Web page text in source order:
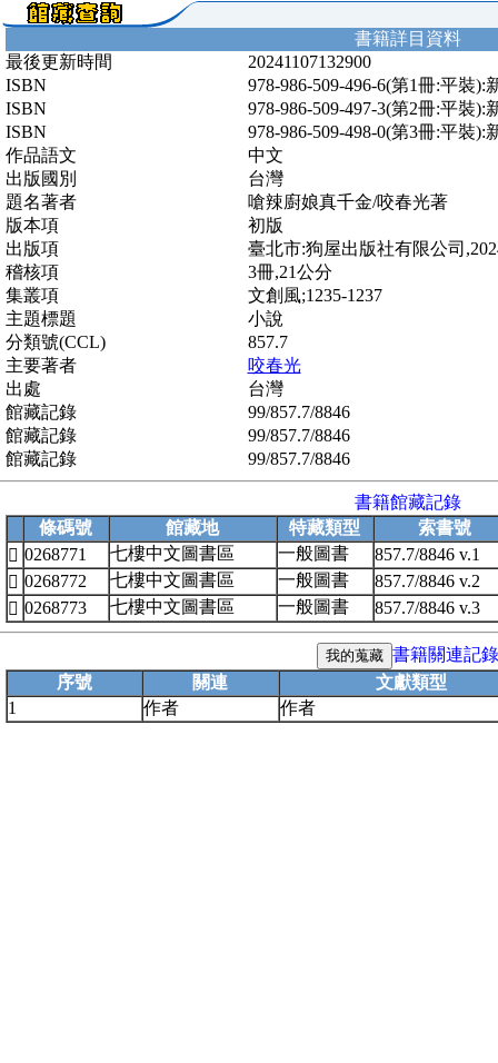
書籍詳目資料
最後更新時間
20241107132900
ISBN
978-986-509-496-6(第1冊:平裝):
ISBN
978-986-509-497-3(第2冊:平裝):
ISBN
978-986-509-498-0(第3冊:平裝):
作品語文
中文
出版國別
台灣
題名著者
嗆辣廚娘真千金/咬春光著
版本項
初版
出版項
臺北市:狗屋出版社有限公司
稽核項
3冊,21公分
集叢項
文創風;1235-1237
主題標題
小說
分類號(CCL)
857.7
主要著者
咬春光
出處
台灣
館藏記錄
99/857.7/8846
館藏記錄
99/857.7/8846
館藏記錄
99/857.7/8846
書籍館藏記錄
條碼號
館藏地 特藏類型
索書號
 0268771 七樓中文圖書區 一般圖書
857.7/8846 v.1
 0268772 七樓中文圖書區 一般圖書
857.7/8846 v.2
 0268773 七樓中文圖書區 一般圖書 857.7/8846 v.3
書籍關連記錄
序號
關連
文獻類型
1
作者 作者